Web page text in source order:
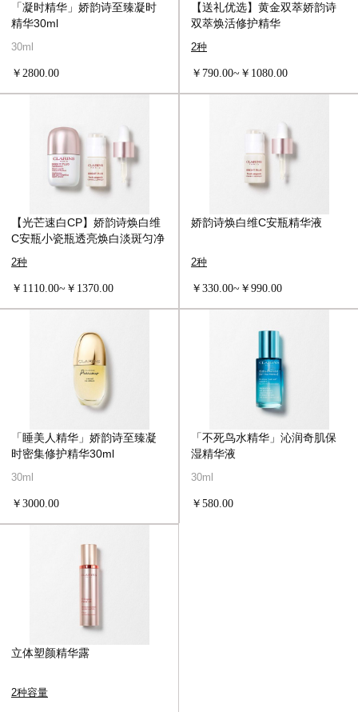
「凝时精华」娇韵诗至臻凝时
精华30ml
30ml
￥2800.00
【送礼优选】黄金双萃娇韵诗
双萃焕活修护精华
2种
￥790.00~￥1080.00
【光芒速白CP】娇韵诗焕白维
C安瓶小瓷瓶透亮焕白淡斑匀净
专研精华
2种
￥1110.00~￥1370.00
娇韵诗焕白维C安瓶精华液
2种
￥330.00~￥990.00
「睡美人精华」娇韵诗至臻凝
时密集修护精华30ml
30ml
￥3000.00
「不死鸟水精华」沁润奇肌保
湿精华液
30ml
￥580.00
立体塑颜精华露
2种容量